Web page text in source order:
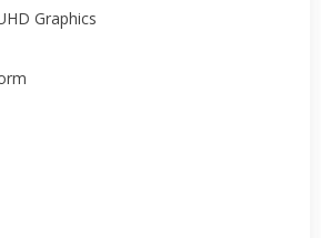
Graphics